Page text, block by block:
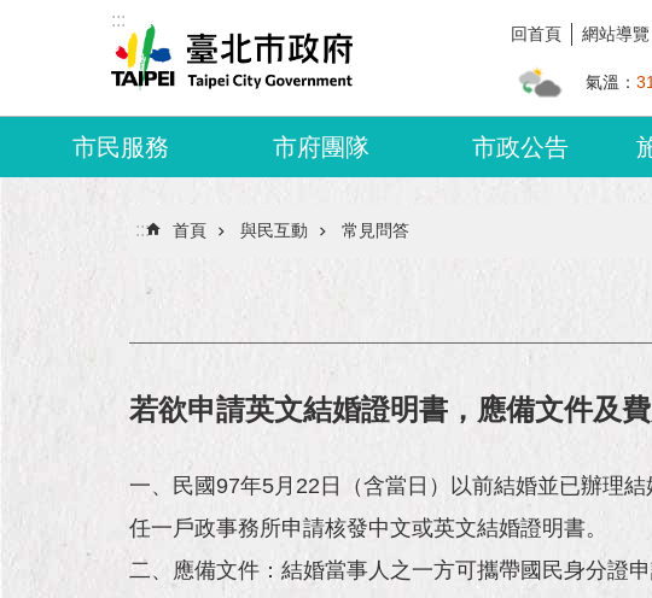
跳到主要內容區塊
:::
回首頁 網站導覽
氣溫：
市民服務 市府團隊 市政公告
::: 首頁 與民互動 常見問答
若欲申請英文結婚證明書，應備文件及
一、民國97年5月22日（含當日）以前結婚並已辦理
任一戶政事務所申請核發中文或英文結婚證明書。
二、應備文件：結婚當事人之一方可攜帶國民身分證